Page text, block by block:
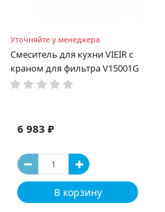
Уточняйте у менеджера
Смеситель для кухни VIEIR с
краном для фильтра V15001G
6 983 ₽
В корзину